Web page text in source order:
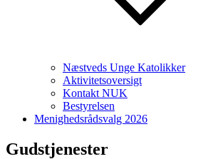
Næstveds Unge Katolikker
Aktivitetsoversigt
Kontakt NUK
Bestyrelsen
Menighedsrådsvalg 2026
Gudstjenester